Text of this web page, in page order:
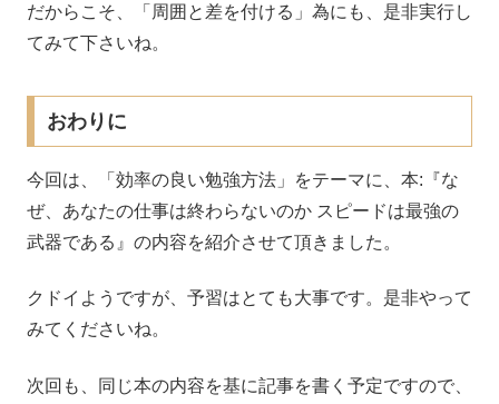
だからこそ、「周囲と差を付ける」為にも、是非実行し
てみて下さいね。
おわりに
今回は、「効率の良い勉強方法」をテーマに、本:『な
ぜ、あなたの仕事は終わらないのか スピードは最強の
武器である』の内容を紹介させて頂きました。
クドイようですが、予習はとても大事です。是非やって
みてくださいね。
次回も、同じ本の内容を基に記事を書く予定ですので、